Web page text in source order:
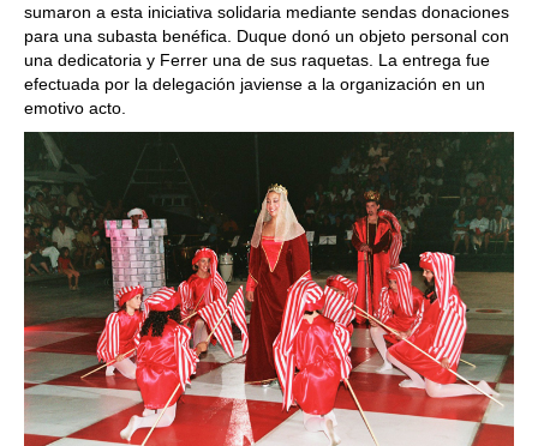
sumaron a esta iniciativa solidaria mediante sendas donaciones
para una subasta benéfica. Duque donó un objeto personal con
una dedicatoria y Ferrer una de sus raquetas. La entrega fue
efectuada por la delegación javiense a la organización en un
emotivo acto.